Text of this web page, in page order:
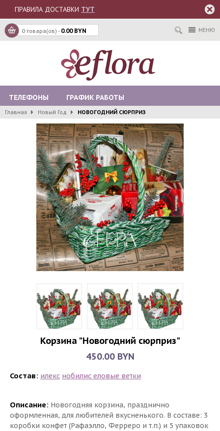
ПРАВИЛА ДОСТАВКИ ТУТ
0 товара(ов) - 0.00 BYN МЕНЮ
ТЕЛЕФОНЫ ГРАФИК РАБОТЫ
Главная Новый Год НОВОГОДНИЙ СЮРПРИЗ
Корзина "Новогодний сюрприз"
450.00 BYN
Состав: илекс нобилис еловые ветки
Описание: Новогодняя корзина, празднично
оформленная, для любителей вкусненького. В составе: 3
коробки конфет (Рафаэлло, Ферреро и т.п.) и 5 упаковок